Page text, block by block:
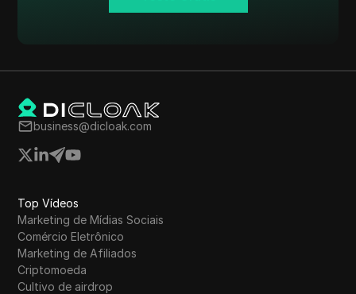
business@dicloak.com
Top Vídeos
Marketing de Mídias Sociais
Comércio Eletrônico
Marketing de Afiliados
Criptomoeda
Cultivo de airdrop